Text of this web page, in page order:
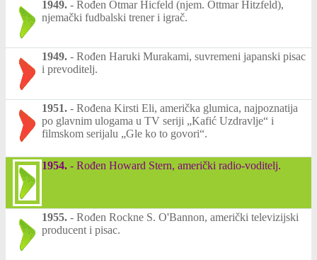
1949. - Rođen Otmar Hicfeld (njem. Ottmar Hitzfeld),
njemački fudbalski trener i igrač.
1949. - Rođen Haruki Murakami, suvremeni japanski pisac
i prevoditelj.
1951. - Rođena Kirsti Eli, američka glumica, najpoznatija
po glavnim ulogama u TV seriji „Kafić Uzdravlje“ i
filmskom serijalu „Gle ko to govori“.
1954. - Rođen Howard Stern, američki radio-voditelj.
1955. - Rođen Rockne S. O'Bannon, američki televizijski
producent i pisac.